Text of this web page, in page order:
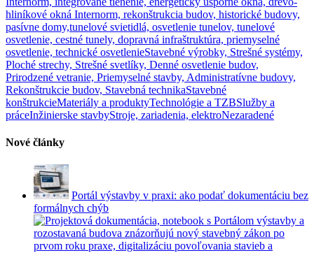
hliníkové okná Internorm, rekonštrukcia budov, historické budovy,
pasívne domy,tunelové svietidlá, osvetlenie tunelov, tunelové
osvetlenie, cestné tunely, dopravná infraštruktúra, priemyselné
osvetlenie, technické osvetlenieStavebné výrobky, Strešné systémy,
Ploché strechy, Strešné svetlíky, Denné osvetlenie budov,
Prirodzené vetranie, Priemyselné stavby, Administratívne budovy,
Rekonštrukcie budov, Stavebná technikaStavebné
konštrukcieMateriály a produktyTechnológie a TZBSlužby a
práceInžinierske stavbyStroje, zariadenia, elektroNezaradené
Nové články
Portál výstavby v praxi: ako podať dokumentáciu bez
formálnych chýb